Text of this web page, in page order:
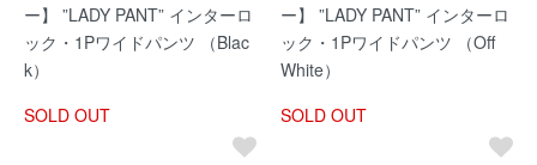
ー】 ”LADY PANT” インターロ
ック・1Pワイドパンツ （Blac
k）
SOLD OUT
ー】 ”LADY PANT” インターロ
ック・1Pワイドパンツ （Off
White）
SOLD OUT